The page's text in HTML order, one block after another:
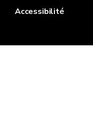
Accessibilité